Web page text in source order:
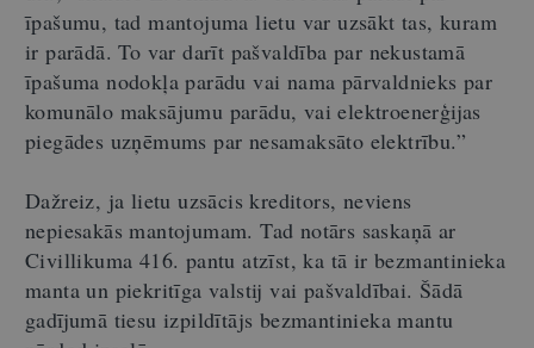
īpašumu, tad mantojuma lietu var uzsākt tas, kuram
ir parādā. To var darīt pašvaldība par nekustamā
īpašuma nodokļa parādu vai nama pārvaldnieks par
komunālo maksājumu parādu, vai elektroenerģijas
piegādes uzņēmums par nesamaksāto elektrību.”
Dažreiz, ja lietu uzsācis kreditors, neviens
nepiesakās mantojumam. Tad notārs saskaņā ar
Civillikuma 416. pantu atzīst, ka tā ir bezmantinieka
manta un piekritīga valstij vai pašvaldībai. Šādā
gadījumā tiesu izpildītājs bezmantinieka mantu